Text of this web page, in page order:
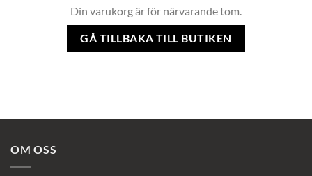
Din varukorg är för närvarande tom.
GÅ TILLBAKA TILL BUTIKEN
OM OSS